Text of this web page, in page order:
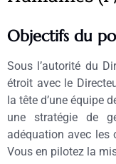
Objectifs du
Sous l’autorité du
étroit avec le
la tête d’une équipe
une stratégie de
adéquation avec les
Vous en pilotez la